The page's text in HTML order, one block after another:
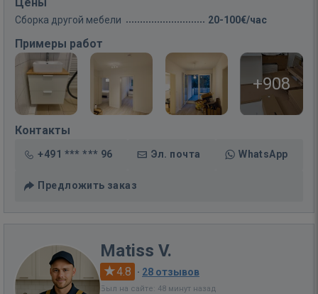
Сборка другой мебели 20-100€/час
Примеры работ
+908
Контакты
+491 *** *** 96 Эл. почта WhatsApp
Предложить заказ
Matiss V.
4.8 · 28 отзывов
Был на сайте: 48 минут назад